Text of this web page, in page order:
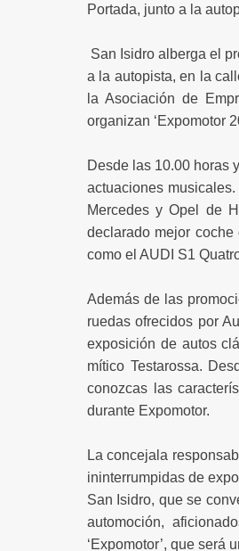
Portada, junto a la
San Isidro alberga el
a la autopista, en la
la Asociación de
organizan ‘Expomotor
Desde las 10.00 horas
actuaciones
Mercedes y Opel de
declarado mejor
como el AUDI S1
Además de las
ruedas ofrecidos por
exposición de autos
mítico Testarossa.
conozcas las
durante Expomotor.
La concejala
ininterrumpidas de
San Isidro, que se
automoción,
‘Expomotor’, que será